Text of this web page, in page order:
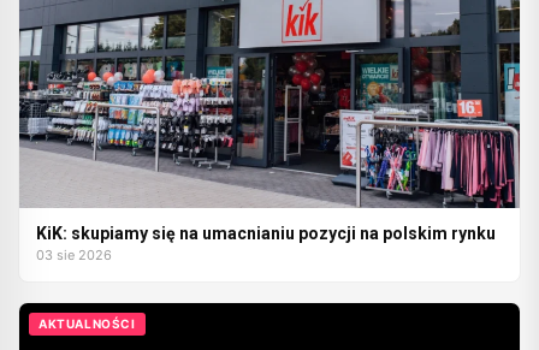
KiK: skupiamy się na umacnianiu pozycji na polskim rynku
03 sie 2026
AKTUALNOŚCI